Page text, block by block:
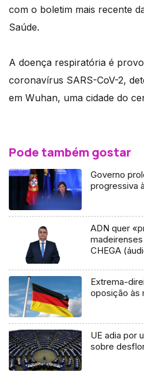
com o boletim mais recente
Saúde.
A doença respiratória é
coronavírus SARS-CoV-2,
em Wuhan, uma cidade do
Pode também gostar
Governo
progressiva
ADN quer
CHEGA
Extrema-
oposição às
UE adia por
sobre